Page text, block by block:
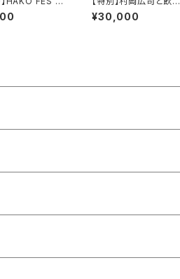
に(食事に)行く権利 /
日本全国
¥30,000